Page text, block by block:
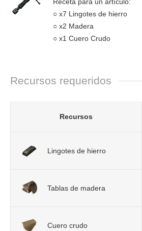
○ x7 Lingotes de hierro
○ x2 Madera
○ x1 Cuero Crudo
Recursos requeridos
Recursos
Lingotes de hierro
Tablas de madera
Cuero crudo